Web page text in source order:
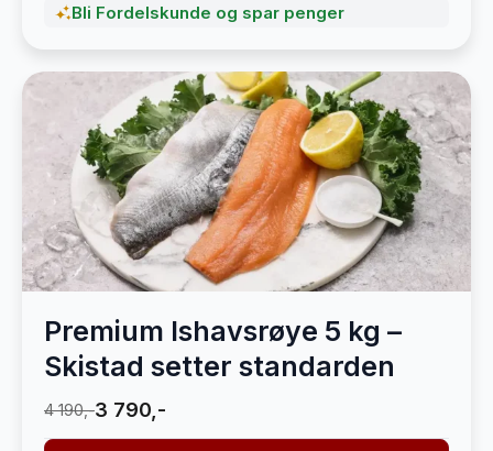
Bli Fordelskunde og spar penger
Premium Ishavsrøye 5 kg –
Skistad setter standarden
4 190,-3 790,-